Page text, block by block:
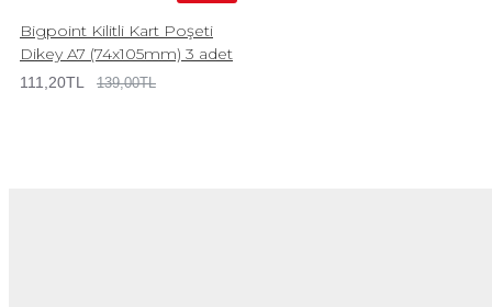
Bigpoint Kilitli Kart Poşeti
Dikey A7 (74x105mm) 3 adet
111,20TL 139,00TL